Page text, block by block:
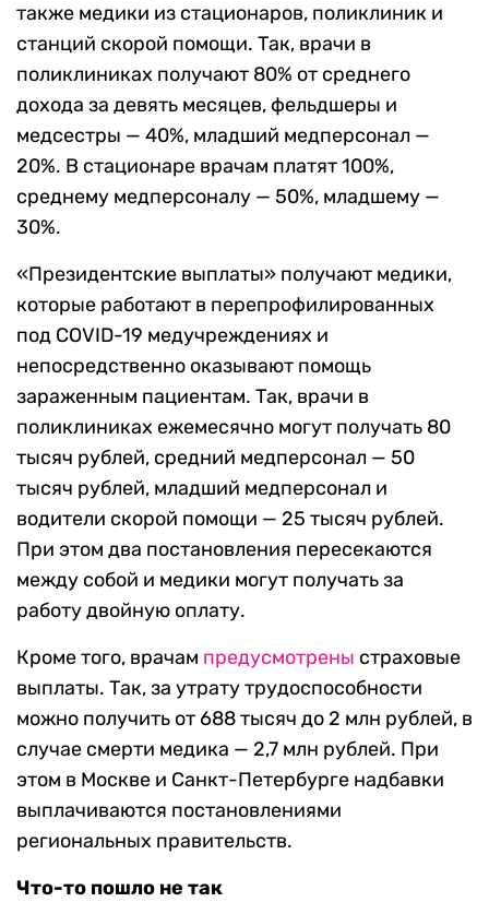
также медики из стационаров, поликлиник и
станций скорой помощи. Так, врачи в
поликлиниках получают 80% от среднего
дохода за девять месяцев, фельдшеры и
медсестры — 40%, младший медперсонал —
20%. В стационаре врачам платят 100%,
среднему медперсоналу — 50%, младшему —
30%.
«Президентские выплаты» получают медики,
которые работают в перепрофилированных
под COVID-19 медучреждениях и
непосредственно оказывают помощь
зараженным пациентам. Так, врачи в
поликлиниках ежемесячно могут получать 80
тысяч рублей, средний медперсонал — 50
тысяч рублей, младший медперсонал и
водители скорой помощи — 25 тысяч рублей.
При этом два постановления пересекаются
между собой и медики могут получать за
работу двойную оплату.
Кроме того, врачам предусмотрены страховые
выплаты. Так, за утрату трудоспособности
можно получить от 688 тысяч до 2 млн рублей, в
случае смерти медика — 2,7 млн рублей. При
этом в Москве и Санкт-Петербурге надбавки
выплачиваются постановлениями
региональных правительств.
Что-то пошло не так